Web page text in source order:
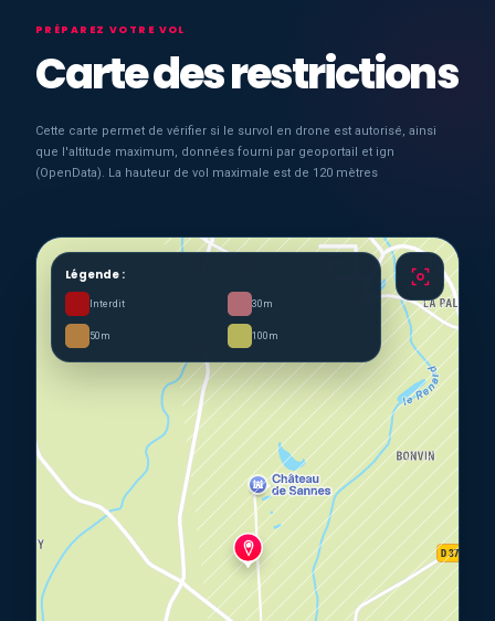
PRÉPAREZ VOTRE VOL
Carte des restrictions
Cette carte permet de vérifier si le survol en drone est autorisé, ainsi
que l'altitude maximum, données fourni par geoportail et ign
(OpenData). La hauteur de vol maximale est de 120 mètres
Légende :
Interdit 30m
50m 100m